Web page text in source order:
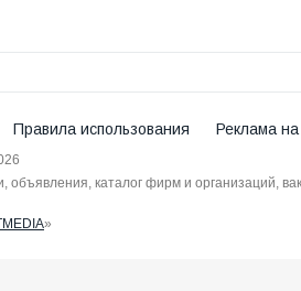
Правила использования Реклама
объявления, каталог фирм и организаций,
»